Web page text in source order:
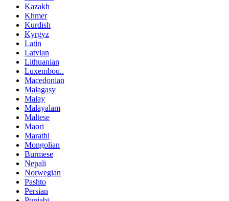
Kazakh
Khmer
Kurdish
Kyrgyz
Latin
Latvian
Lithuanian
Luxembou..
Macedonian
Malagasy
Malay
Malayalam
Maltese
Maori
Marathi
Mongolian
Burmese
Nepali
Norwegian
Pashto
Persian